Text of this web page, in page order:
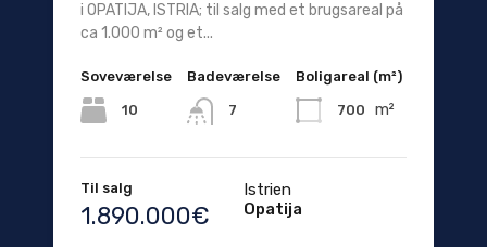
i OPATIJA, ISTRIA; til salg med et brugsareal på
ca 1.000 m² og et...
Soveværelse
10
Badeværelse
7
Boligareal (m²)
700 m²
Til salg
1.890.000€
Istrien
Opatija